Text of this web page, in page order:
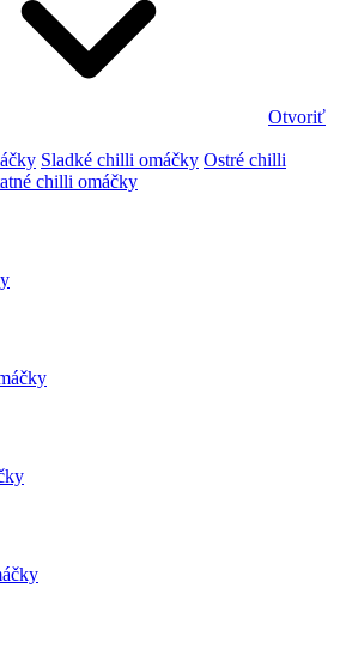
Otvoriť
Sladké chilli omáčky Ostré chilli
chilli omáčky